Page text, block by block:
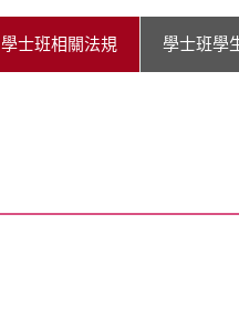
學士班相關法規 學士班學